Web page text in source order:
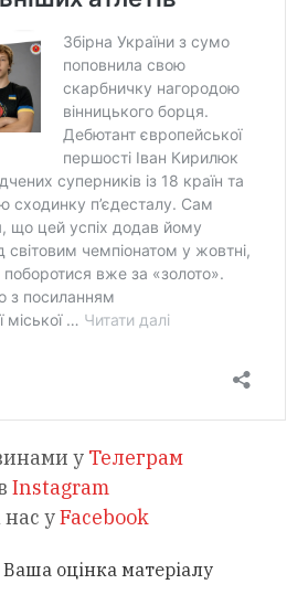
у Телеграм
Instagram
уFacebook
Ваша оцінка матеріалу